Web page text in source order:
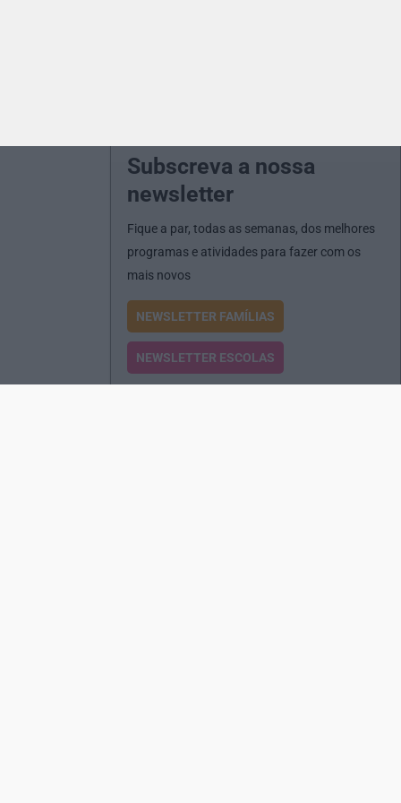
Subscreva a nossa
newsletter
Fique a par, todas as semanas, dos melhores
programas e atividades para fazer com os
mais novos
NEWSLETTER FAMÍLIAS
NEWSLETTER ESCOLAS